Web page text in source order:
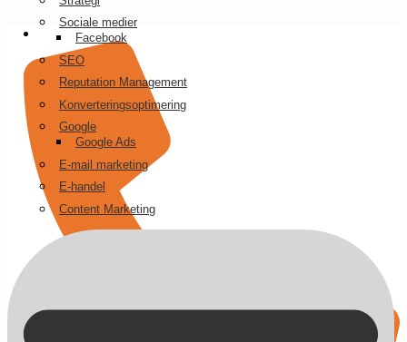
Sociale medier
Facebook
SEO
Reputation Management
Konverteringsoptimering
Google
Google Ads
E-mail marketing
E-handel
Content Marketing